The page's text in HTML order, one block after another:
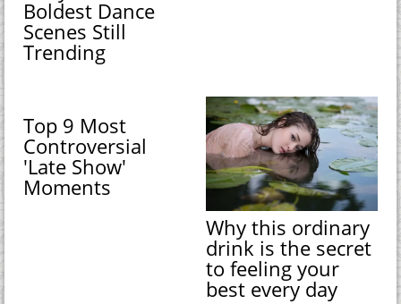
Boldest Dance
Scenes Still
Trending
Top 9 Most
Controversial
'Late Show'
Moments
Why this ordinary
drink is the secret
to feeling your
best every day